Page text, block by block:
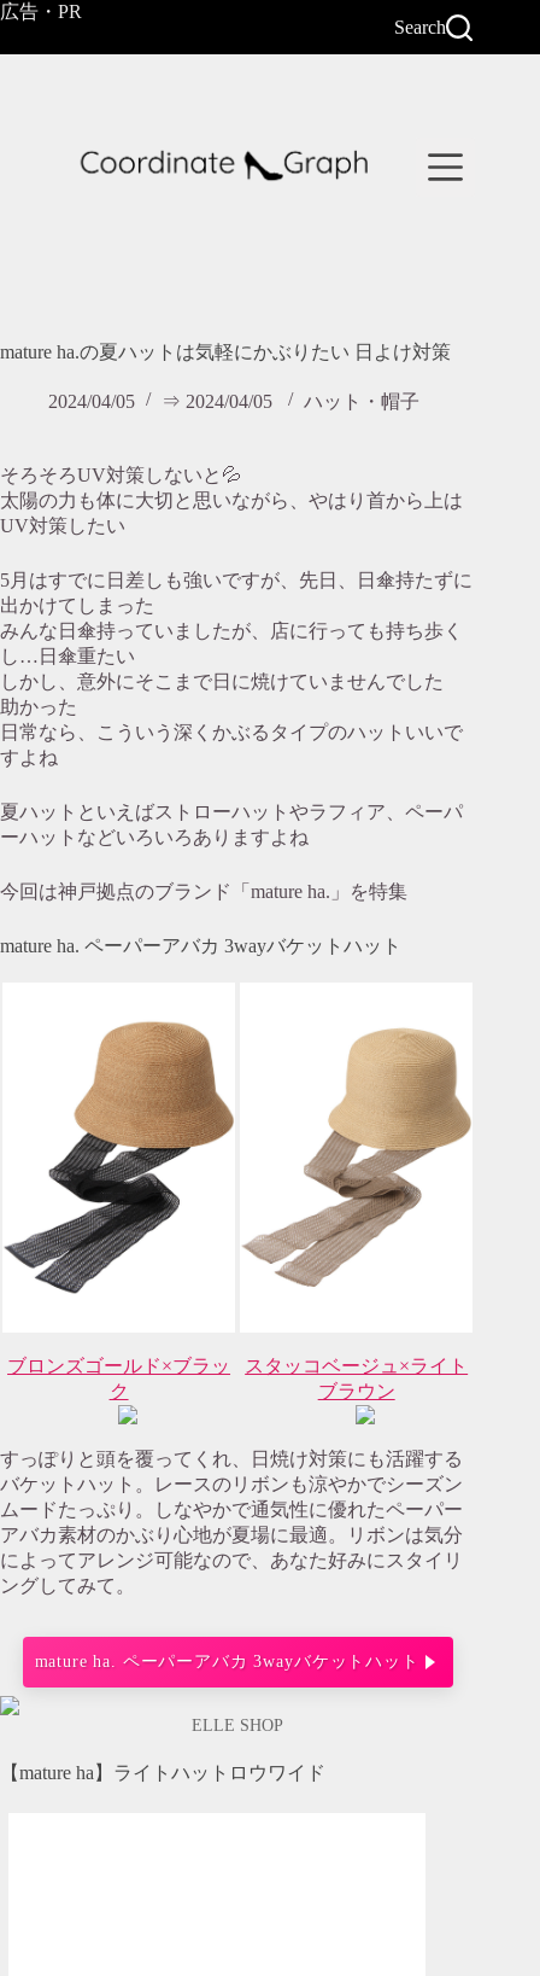
コ
テ
広告・PR
Search
mature ha.の夏ハットは気軽にかぶりたい 日よけ対策
2024/04/05 ⇒ 2024/04/05 ハット・帽子
そろそろUV対策しないと💦
太陽の力も体に大切と思いながら、やはり首から上は
UV対策したい
5月はすでに日差しも強いですが、先日、日傘持たずに
出かけてしまった
みんな日傘持っていましたが、店に行っても持ち歩く
し…日傘重たい
しかし、意外にそこまで日に焼けていませんでした
助かった
日常なら、こういう深くかぶるタイプのハットいいで
すよね
夏ハットといえばストローハットやラフィア、ペーパ
ーハットなどいろいろありますよね
今回は神戸拠点のブランド「mature ha.」を特集
mature ha. ペーパーアバカ 3wayバケットハット
ブロンズゴールド×ブラッ
ク
スタッコベージュ×ライト
ブラウン
すっぽりと頭を覆ってくれ、日焼け対策にも活躍する
バケットハット。レースのリボンも涼やかでシーズン
ムードたっぷり。しなやかで通気性に優れたペーパー
アバカ素材のかぶり心地が夏場に最適。リボンは気分
によってアレンジ可能なので、あなた好みにスタイリ
ングしてみて。
mature ha. ペーパーアバカ 3wayバケットハット
ELLE SHOP
【mature ha】ライトハットロウワイド